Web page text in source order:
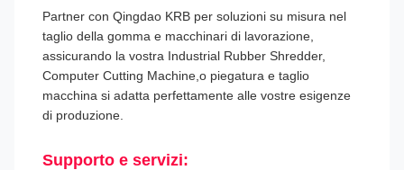
Partner con Qingdao KRB per soluzioni su misura nel
taglio della gomma e macchinari di lavorazione,
assicurando la vostra Industrial Rubber Shredder,
Computer Cutting Machine,o piegatura e taglio
macchina si adatta perfettamente alle vostre esigenze
di produzione.
Supporto e servizi: